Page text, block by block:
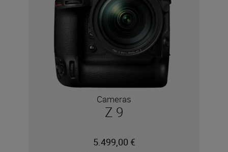
Cameras
Z 9
5.499,00 €